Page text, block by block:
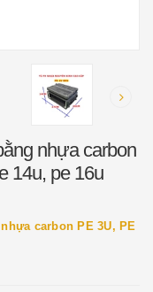
nhựa carbon
14u, pe 16u
carbon PE 3U, PE